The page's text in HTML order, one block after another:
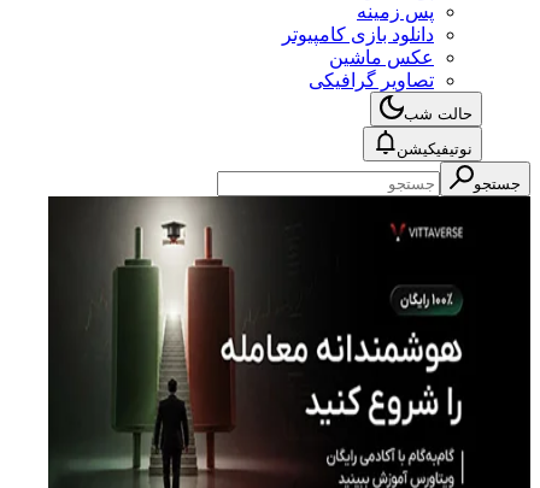
پس زمینه
دانلود بازی کامپیوتر
عکس ماشین
تصاویر گرافیکی
حالت شب
نوتیفیکیشن
جستجو